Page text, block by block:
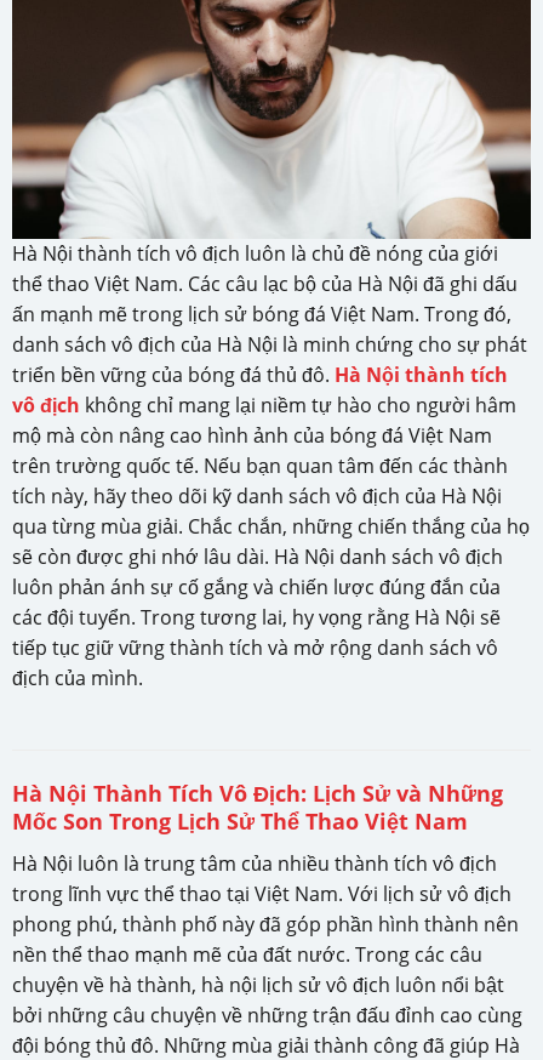
Hà Nội thành tích vô địch luôn là chủ đề nóng của giới
thể thao Việt Nam. Các câu lạc bộ của Hà Nội đã ghi dấu
ấn mạnh mẽ trong lịch sử bóng đá Việt Nam. Trong đó,
danh sách vô địch của Hà Nội là minh chứng cho sự phát
triển bền vững của bóng đá thủ đô. Hà Nội thành tích
vô địch không chỉ mang lại niềm tự hào cho người hâm
mộ mà còn nâng cao hình ảnh của bóng đá Việt Nam
trên trường quốc tế. Nếu bạn quan tâm đến các thành
tích này, hãy theo dõi kỹ danh sách vô địch của Hà Nội
qua từng mùa giải. Chắc chắn, những chiến thắng của họ
sẽ còn được ghi nhớ lâu dài. Hà Nội danh sách vô địch
luôn phản ánh sự cố gắng và chiến lược đúng đắn của
các đội tuyển. Trong tương lai, hy vọng rằng Hà Nội sẽ
tiếp tục giữ vững thành tích và mở rộng danh sách vô
địch của mình.
Hà Nội Thành Tích Vô Địch: Lịch Sử và Những
Mốc Son Trong Lịch Sử Thể Thao Việt Nam
Hà Nội luôn là trung tâm của nhiều thành tích vô địch
trong lĩnh vực thể thao tại Việt Nam. Với lịch sử vô địch
phong phú, thành phố này đã góp phần hình thành nên
nền thể thao mạnh mẽ của đất nước. Trong các câu
chuyện về hà thành, hà nội lịch sử vô địch luôn nổi bật
bởi những câu chuyện về những trận đấu đỉnh cao cùng
đội bóng thủ đô. Những mùa giải thành công đã giúp Hà